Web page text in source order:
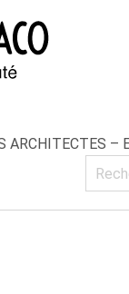
ARCHITECTES